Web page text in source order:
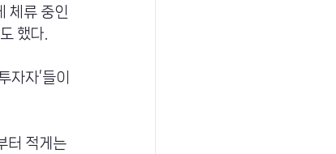
체류 중인
했다.
자자’들이
터 적게는